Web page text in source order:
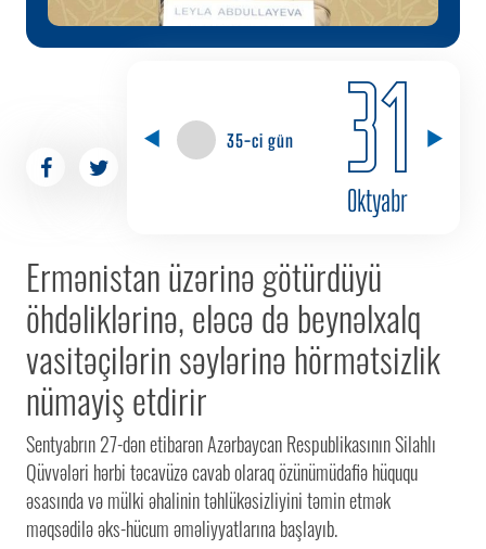
35-ci gün 31
Oktyabr
Ermənistan üzərinə götürdüyü
öhdəliklərinə, eləcə də beynəlxalq
vasitəçilərin səylərinə hörmətsizlik
nümayiş etdirir
Sentyabrın 27-dən etibarən Azərbaycan Respublikasının Silahlı
Qüvvələri hərbi təcavüzə cavab olaraq özünümüdafiə hüququ
əsasında və mülki əhalinin təhlükəsizliyini təmin etmək
məqsədilə əks-hücum əməliyyatlarına başlayıb.